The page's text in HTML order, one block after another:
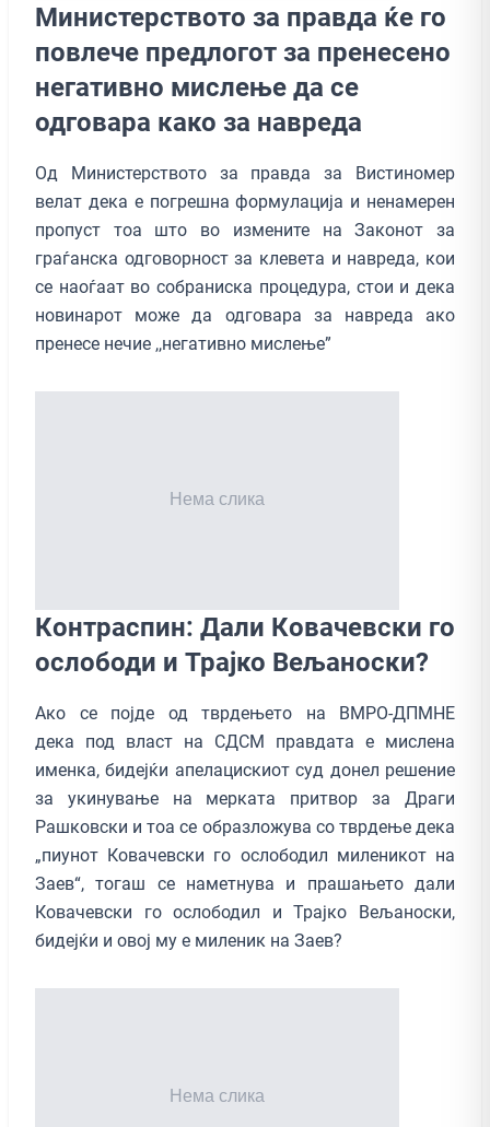
Министерството за правда ќе го
повлече предлогот за пренесено
негативно мислење да се
одговара како за навреда
Од Министерството за правда за Вистиномер
велат дека е погрешна формулација и ненамерен
пропуст тоа што во измените на Законот за
граѓанска одговорност за клевета и навреда, кои
се наоѓаат во собраниска процедура, стои и дека
новинарот може да одговара за навреда ако
пренесе нечие ,,негативно мислење”
Контраспин: Дали Ковачевски го
ослободи и Трајко Вељаноски?
Aко се појде од тврдењето на ВМРО-ДПМНЕ
дека под власт на СДСМ правдата е мислена
именка, бидејќи апелацискиот суд донел решение
за укинување на мерката притвор за Драги
Рашковски и тоа се образложува со тврдење дека
„пиунот Ковачевски го ослободил миленикот на
Заев“, тогаш се наметнува и прашањето дали
Ковачевски го ослободил и Трајко Вељаноски,
бидејќи и овој му е миленик на Заев?